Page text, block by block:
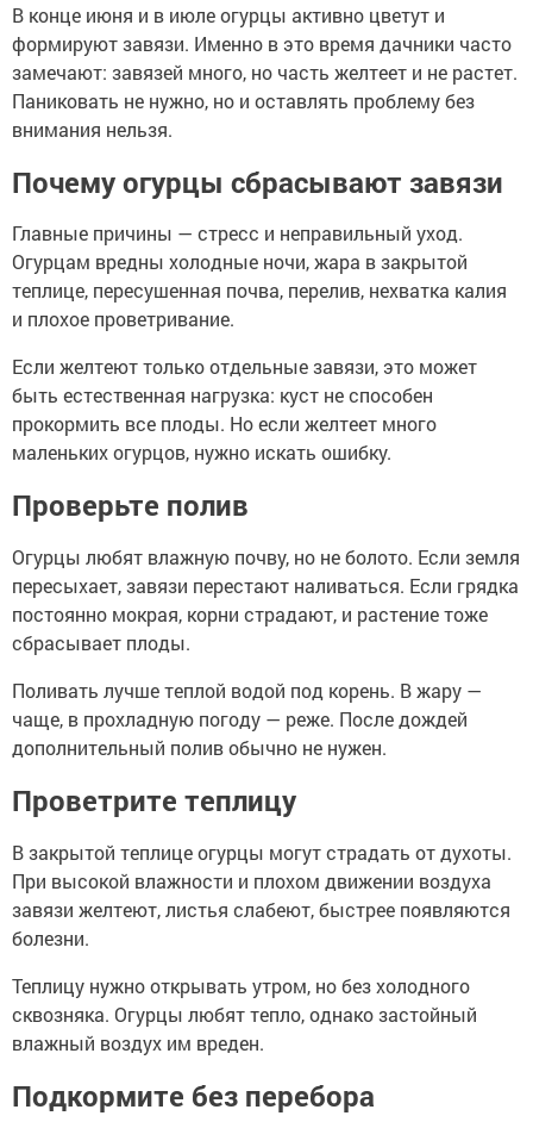
В конце июня и в июле огурцы активно цветут и
формируют завязи. Именно в это время дачники часто
замечают: завязей много, но часть желтеет и не растет.
Паниковать не нужно, но и оставлять проблему без
внимания нельзя.
Почему огурцы сбрасывают завязи
Главные причины — стресс и неправильный уход.
Огурцам вредны холодные ночи, жара в закрытой
теплице, пересушенная почва, перелив, нехватка калия
и плохое проветривание.
Если желтеют только отдельные завязи, это может
быть естественная нагрузка: куст не способен
прокормить все плоды. Но если желтеет много
маленьких огурцов, нужно искать ошибку.
Проверьте полив
Огурцы любят влажную почву, но не болото. Если земля
пересыхает, завязи перестают наливаться. Если грядка
постоянно мокрая, корни страдают, и растение тоже
сбрасывает плоды.
Поливать лучше теплой водой под корень. В жару —
чаще, в прохладную погоду — реже. После дождей
дополнительный полив обычно не нужен.
Проветрите теплицу
В закрытой теплице огурцы могут страдать от духоты.
При высокой влажности и плохом движении воздуха
завязи желтеют, листья слабеют, быстрее появляются
болезни.
Теплицу нужно открывать утром, но без холодного
сквозняка. Огурцы любят тепло, однако застойный
влажный воздух им вреден.
Подкормите без перебора